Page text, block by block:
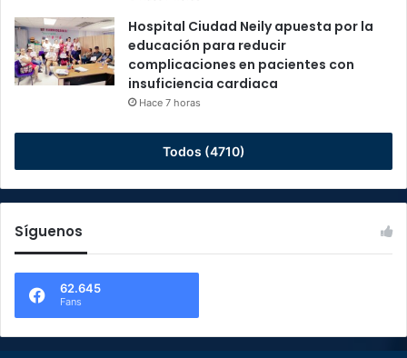
Hospital Ciudad Neily apuesta por la
educación para reducir
complicaciones en pacientes con
insuficiencia cardiaca
Hace 7 horas
Todos (4710)
Síguenos
62.645
Fans